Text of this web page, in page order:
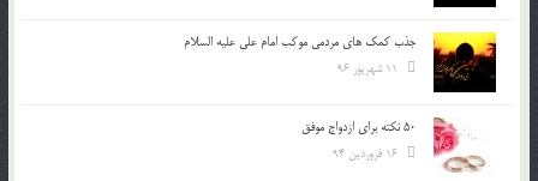
جذب کمک های مردمی موکب امام علی علیه السلام
50 نکته برای ازدواج موفق